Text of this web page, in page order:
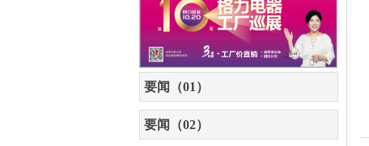
要闻（01）
要闻（02）